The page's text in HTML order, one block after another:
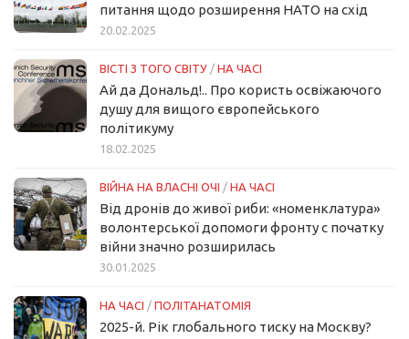
питання щодо розширення НАТО на схід
20.02.2025
ВІСТІ З ТОГО СВІТУ / НА ЧАСІ
Ай да Дональд!.. Про користь освіжаючого
душу для вищого європейського
політикуму
18.02.2025
ВІЙНА НА ВЛАСНІ ОЧІ / НА ЧАСІ
Від дронів до живої риби: «номенклатура»
волонтерської допомоги фронту с початку
війни значно розширилась
30.01.2025
НА ЧАСІ / ПОЛІТАНАТОМІЯ
2025-й. Рік глобального тиску на Москву?